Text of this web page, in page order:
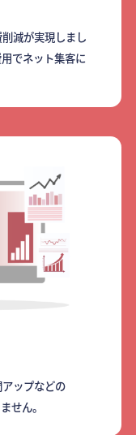
減が実現しまし
でネット集客に
ップなどの
せん。